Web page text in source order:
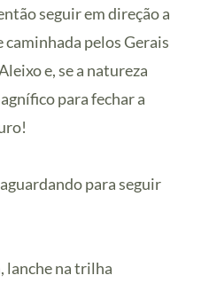
seguir em direção a
pelos Gerais
e, se a natureza
para fechar a
para seguir
lanche na trilha